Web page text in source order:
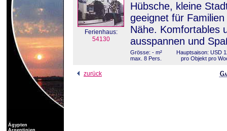
Ferienhaus:
54130
Hübsche, kleine
geeignet für
Nähe. Komfortables
ausspannen und
Grösse: - m²
max. 8 Pers.
Hauptsaison: USD
pro Objekt pro
zurück
Ägypten
Argentinien